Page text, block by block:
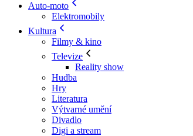
Auto-moto
Elektromobily
Kultura
Filmy & kino
Televize
Reality show
Hudba
Hry
Literatura
Výtvarné umění
Divadlo
Digi a stream